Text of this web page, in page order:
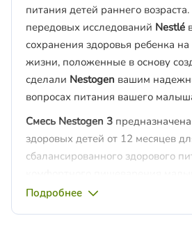
питания детей раннего
передовых исследований Nestlé
сохранения здоровья ребенка
жизни, положенные в основу
сделали Nestogen вашим
вопросах питания вашего
Смесь Nestogen 3
здоровых детей от 12 месяцев
сбалансированного здорового
Смесь Nestogen 3
лактобактериямиL.reuteri
Подробнее